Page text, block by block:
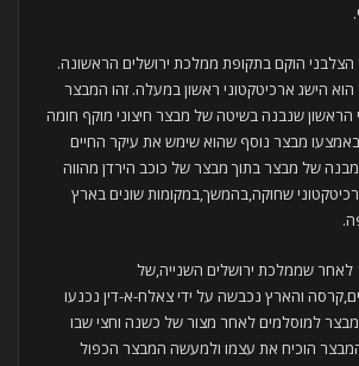
הוקם בתקופת ממלכת ירושלים הראשונה.
הישג ארכיטקטוני ראשון במעלה. זהו המבצר
הראשון שנבנה בשיטה של מבצר חיצוני מוקף חומה
מבצר נוסף שהוא שימש את עיקר החיים
של מבצר בתוך מבצר של כוכב הירדן מהווה
שחוקה,בהמשך,במקומות שונים בארץ
ב 1219 לאחר שממלכת ירושלים השנייה,של
והארץ נכבשה על ידי צאלח-א-דין נכנעו
למוסלמים לאחר מצור של כשנה וחצי שבו
הוכיח את עצמו ולמעשה המבצר הכפול